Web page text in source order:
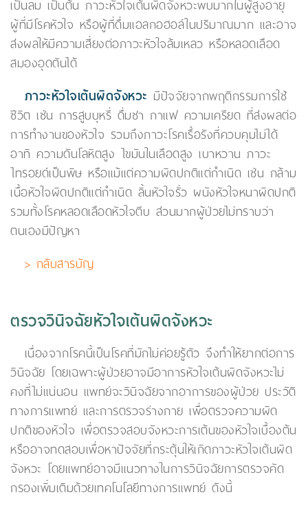
เป็นลม เป็นต้น ภาวะหัวใจเต้นผิดจังหวะพบมากในผู้สูงอายุ
ผู้ที่มีโรคหัวใจ หรือผู้ที่ดื่มแอลกอฮอล์ในปริมาณมาก และอาจ
ส่งผลให้มีความเสี่ยงต่อภาวะหัวใจล้มเหลว หรือหลอดเลือด
สมองอุดตันได้
ภาวะหัวใจเต้นผิดจังหวะ มีปัจจัยจากพฤติกรรมการใช้
ชีวิต เช่น การสูบบุหรี่ ดื่มชา กาแฟ ความเครียด ที่ส่งผลต่อ
การทำงานของหัวใจ รวมถึงภาวะโรคเรื้อรังที่ควบคุมไม่ได้
อาทิ ความดันโลหิตสูง ไขมันในเลือดสูง เบาหวาน ภาวะ
ไทรอยด์เป็นพิษ หรือแม้แต่ความผิดปกติแต่กำเนิด เช่น กล้าม
เนื้อหัวใจผิดปกติแต่กำเนิด ลิ้นหัวใจรั่ว ผนังหัวใจหนาผิดปกติ
รวมทั้งโรคหลอดเลือดหัวใจตีบ ส่วนมากผู้ป่วยไม่ทราบว่า
ตนเองมีปัญหา
> กลับสารบัญ
ตรวจวินิจฉัยหัวใจเต้นผิดจังหวะ
เนื่องจากโรคนี้เป็นโรคที่มักไม่ค่อยรู้ตัว จึงทำให้ยากต่อการ
วินิจฉัย โดยเฉพาะผู้ป่วยอาจมีอาการหัวใจเต้นผิดจังหวะไม่
คงที่ไม่แน่นอน แพทย์จะวินิจฉัยจากอาการของผู้ป่วย ประวัติ
ทางการแพทย์ และการตรวจร่างกาย เพื่อตรวจความผิด
ปกติของหัวใจ เพื่อตรวจสอบจังหวะการเต้นของหัวใจเบื้องต้น
หรืออาจทดสอบเพื่อหาปัจจัยที่กระตุ้นให้เกิดภาวะหัวใจเต้นผิด
จังหวะ โดยแพทย์อาจมีแนวทางในการวินิจฉัยการตรวจคัด
กรองเพิ่มเติมด้วยเทคโนโลยีทางการแพทย์ ดังนี้